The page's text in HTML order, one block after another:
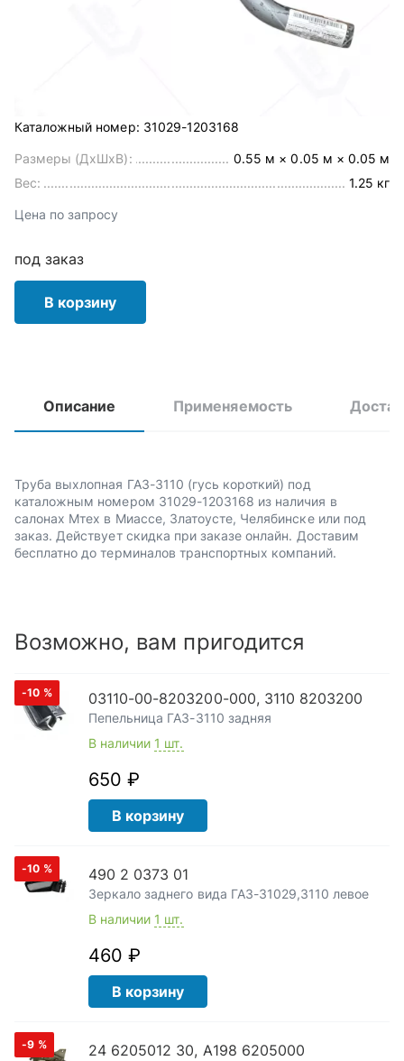
Каталожный номер: 31029-1203168
Размеры (ДхШхВ):
0.55 м × 0.05 м × 0.05 м
Вес:
1.25 кг
Цена по запросу
под заказ
В корзину
Описание Применяемость
Труба выхлопная ГАЗ-3110 (гусь короткий) под
каталожным номером 31029-1203168 из наличия в
салонах Мтех в Миассе, Златоусте, Челябинске или под
заказ. Действует скидка при заказе онлайн. Доставим
бесплатно до терминалов транспортных компаний.
Возможно, вам пригодится
-10 % 03110-00-8203200-000, 3110 8203200
Пепельница ГАЗ-3110 задняя
В наличии 1 шт.
650 ₽
В корзину
-10 % 490 2 0373 01
Зеркало заднего вида ГАЗ-31029,3110 левое
В наличии 1 шт.
460 ₽
В корзину
-9 % 24 6205012 30, А198 6205000